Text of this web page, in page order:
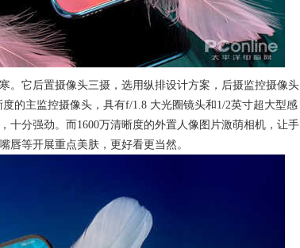
。它后置摄像头三摄，选用纵排设计方案，后摄监控摄像头
度的主监控摄像头，具有f/1.8 大光圈镜头和1/2英寸超大型感
十分强劲。而1600万清晰度的外置人像图片激萌相机，让手
唇等开展重点美肤，更好看更当然。